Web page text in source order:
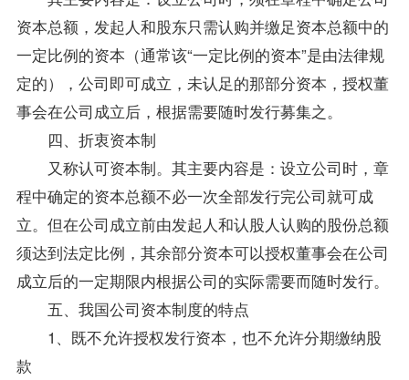
资本总额，发起人和股东只需认购并缴足资本总额中的
一定比例的资本（通常该“一定比例的资本”是由法律规
定的），公司即可成立，未认足的那部分资本，授权董
事会在公司成立后，根据需要随时发行募集之。
四、折衷资本制
又称认可资本制。其主要内容是：设立公司时，章
程中确定的资本总额不必一次全部发行完公司就可成
立。但在公司成立前由发起人和认股人认购的股份总额
须达到法定比例，其余部分资本可以授权董事会在公司
成立后的一定期限内根据公司的实际需要而随时发行。
五、我国公司资本制度的特点
1、既不允许授权发行资本，也不允许分期缴纳股
款